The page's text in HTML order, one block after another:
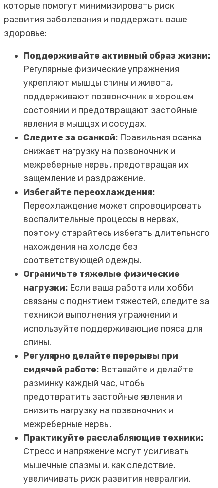
которые помогут минимизировать риск
развития заболевания и поддержать ваше
здоровье:
Поддерживайте активный образ жизни:
Регулярные физические упражнения
укрепляют мышцы спины и живота,
поддерживают позвоночник в хорошем
состоянии и предотвращают застойные
явления в мышцах и сосудах.
Следите за осанкой: Правильная осанка
снижает нагрузку на позвоночник и
межреберные нервы, предотвращая их
защемление и раздражение.
Избегайте переохлаждения:
Переохлаждение может спровоцировать
воспалительные процессы в нервах,
поэтому старайтесь избегать длительного
нахождения на холоде без
соответствующей одежды.
Ограничьте тяжелые физические
нагрузки: Если ваша работа или хобби
связаны с поднятием тяжестей, следите за
техникой выполнения упражнений и
используйте поддерживающие пояса для
спины.
Регулярно делайте перерывы при
сидячей работе: Вставайте и делайте
разминку каждый час, чтобы
предотвратить застойные явления и
снизить нагрузку на позвоночник и
межреберные нервы.
Практикуйте расслабляющие техники:
Стресс и напряжение могут усиливать
мышечные спазмы и, как следствие,
увеличивать риск развития невралгии.